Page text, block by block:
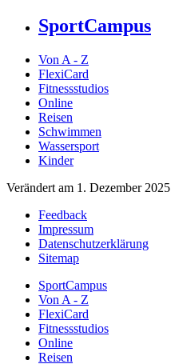
SportCampus
Von A - Z
FlexiCard
Fitnessstudios
Online
Reisen
Schwimmen
Wassersport
Kinder
Verändert am 1. Dezember 2025
Feedback
Impressum
Datenschutzerklärung
Sitemap
SportCampus
Von A - Z
FlexiCard
Fitnessstudios
Online
Reisen